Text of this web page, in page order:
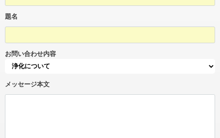
題名
お問い合わせ内容
メッセージ本文